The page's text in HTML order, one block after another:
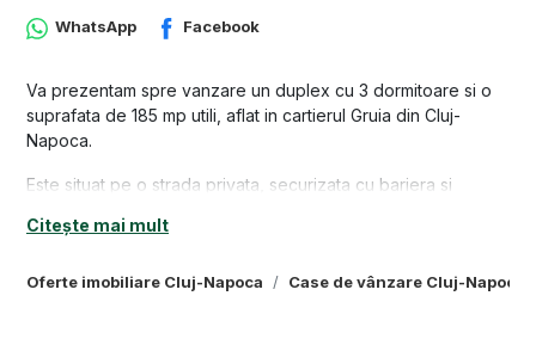
Oferte imobiliare Cluj-Napoca Case de vânzare Cluj-Napoca
WhatsApp Facebook
Va prezentam spre vanzare un duplex cu 3 dormitoare si o
suprafata de 185 mp utili, aflat in cartierul Gruia din Cluj-
Napoca.
Este situat pe o strada privata, securizata cu bariera si
Demisol: hol, garaj, camera tehnica/spalatorie.
Citește mai mult